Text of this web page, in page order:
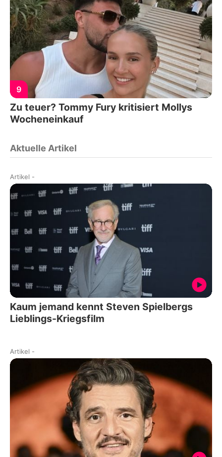
9
Zu teuer? Tommy Fury kritisiert Mollys
Wocheneinkauf
Aktuelle Artikel
Artikel -
Kaum jemand kennt Steven Spielbergs
Lieblings-Kriegsfilm
Artikel -